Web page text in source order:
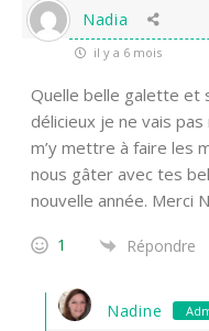
Nadia
il y a 6 mois
Quelle belle galette et
délicieux je ne vais
m’y mettre à faire les
nous gâter avec tes
nouvelle année. Merci
1 Répondre
Nadine